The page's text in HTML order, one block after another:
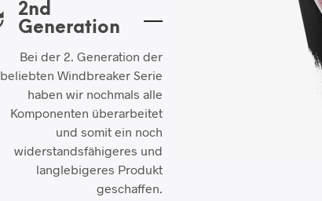
2nd
Generation
Bei der 2. Generation der
beliebten Windbreaker Serie
haben wir nochmals alle
Komponenten überarbeitet
und somit ein noch
widerstandsfähigeres und
langlebigeres Produkt
geschaffen.